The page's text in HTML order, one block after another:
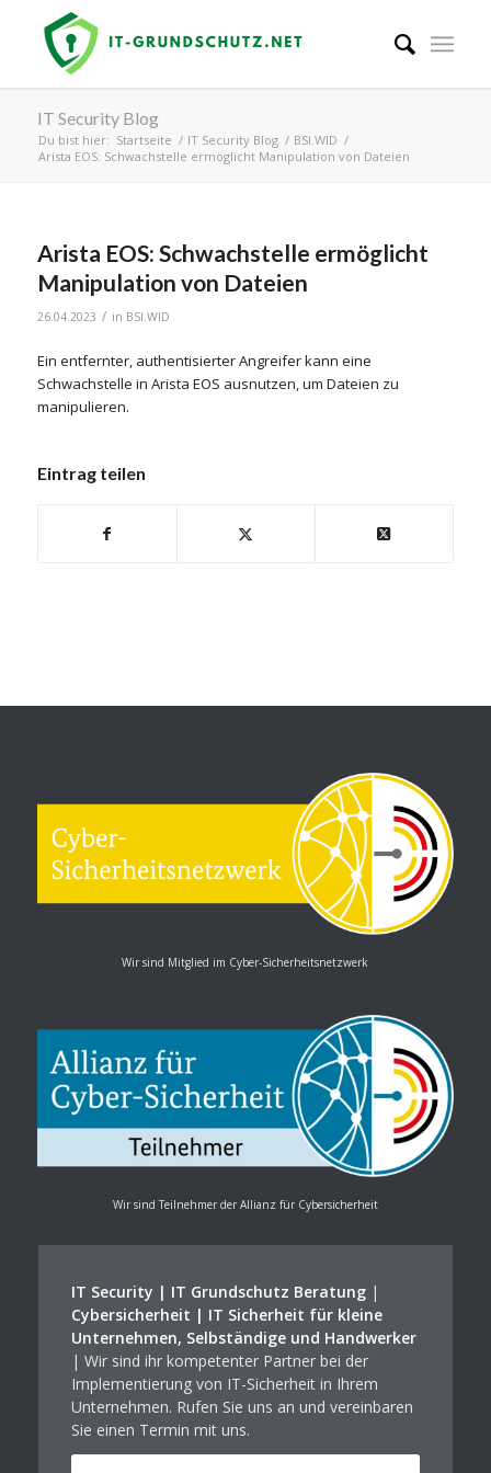
IT Security Blog
Du bist hier: Startseite / IT Security Blog / BSI.WID /
Arista EOS: Schwachstelle ermöglicht Manipulation von Dateien
Arista EOS: Schwachstelle ermöglicht
Manipulation von Dateien
26.04.2023 / in BSI.WID
Ein entfernter, authentisierter Angreifer kann eine
Schwachstelle in Arista EOS ausnutzen, um Dateien zu
manipulieren.
Eintrag teilen
Wir sind Mitglied im Cyber-Sicherheitsnetzwerk
Wir sind Teilnehmer der Allianz für Cybersicherheit
IT Security | IT Grundschutz Beratung|
Cybersicherheit | IT Sicherheit für kleine
Unternehmen, Selbständige und Handwerker
| Wir sind ihr kompetenter Partner bei der
Implementierung von IT-Sicherheit in Ihrem
Unternehmen. Rufen Sie uns an und vereinbaren
Sie einen Termin mit uns.